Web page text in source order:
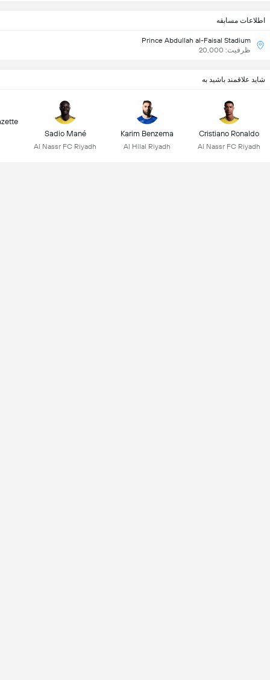
اطلاعات مسابقه
Prince Abdullah al-Faisal Stadium
ظرفیت: 20,000
شاید علاقمند باشید به
Cristiano Ronaldo
Al Nassr FC Riyadh
Karim Benzema
Al Hilal Riyadh
Sadio Mané
Al Nassr FC Riyadh